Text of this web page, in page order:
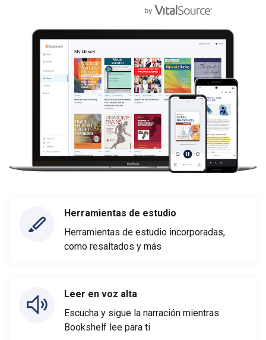
Herramientas de estudio
Herramientas de estudio incorporadas,
como resaltados y más
Leer en voz alta
Escucha y sigue la narración mientras
Bookshelf lee para ti